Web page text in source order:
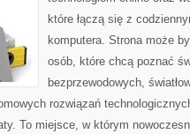
które łączą się z
komputera. Strona może
osób, które chcą poznać
bezprzewodowych,
rozwiązań
To miejsce, w którym